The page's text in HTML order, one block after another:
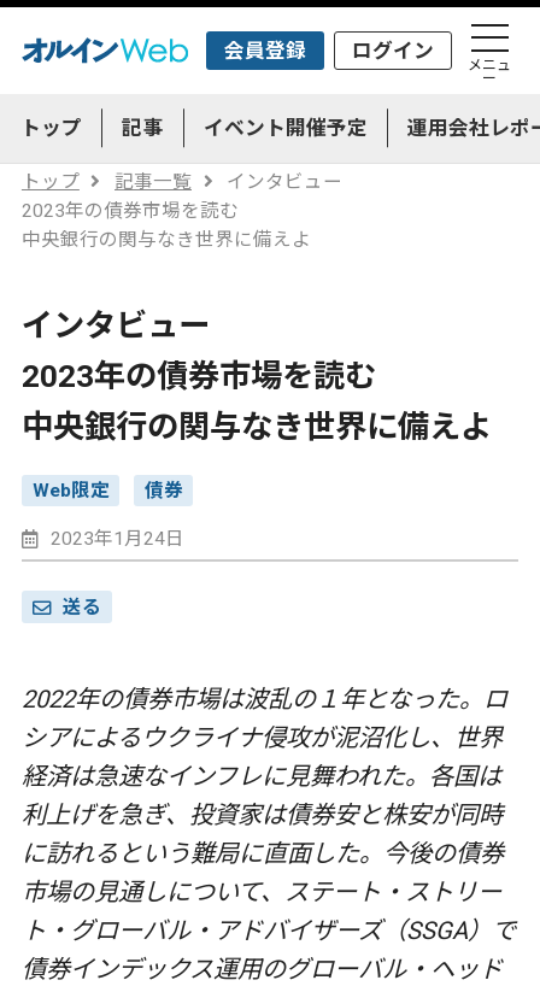
会員登録 ログイン
メニュ
ー
トップ 記事 イベント開催予定 運用会社レポ
トップ 記事一覧
インタビュー
2023年の債券市場を読む
中央銀行の関与なき世界に備えよ
インタビュー
2023年の債券市場を読む
中央銀行の関与なき世界に備えよ
Web限定 債券
2023年1月24日
送る
2022年の債券市場は波乱の１年となった。ロ
シアによるウクライナ侵攻が泥沼化し、世界
経済は急速なインフレに見舞われた。各国は
利上げを急ぎ、投資家は債券安と株安が同時
に訪れるという難局に直面した。今後の債券
市場の見通しについて、ステート・ストリー
ト・グローバル・アドバイザーズ（SSGA）で
債券インデックス運用のグローバル・ヘッド